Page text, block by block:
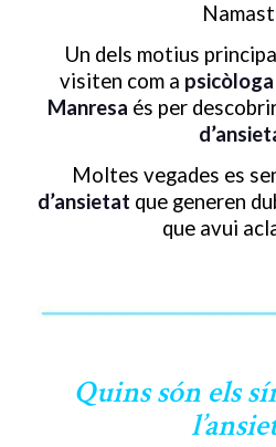
Un dels motius
visiten com a
Manresa és per
Moltes vegades es
d’ansietat que generen
que avui
Quins són els